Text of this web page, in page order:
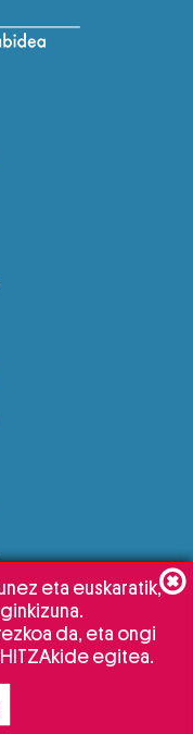
eta euskaratik,
da, eta ongi
egitea.